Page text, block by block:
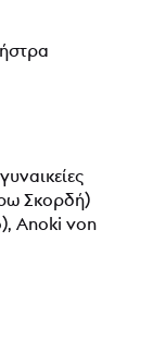
Σκορδή)
Anoki von